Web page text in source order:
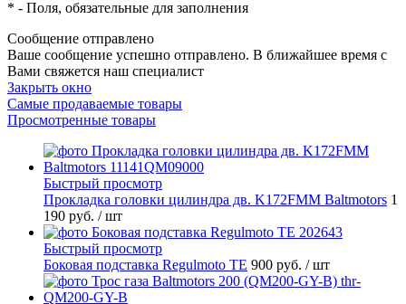
* - Поля, обязательные для заполнения
Сообщение отправлено
Ваше сообщение успешно отправлено. В ближайшее время с
Вами свяжется наш специалист
Закрыть окно
Самые продаваемые товары
Просмотренные товары
Быстрый просмотр
Прокладка головки цилиндра дв. K172FMM Baltmotors 1
190 руб. / шт
Быстрый просмотр
Боковая подставка Regulmoto TE 900 руб. / шт